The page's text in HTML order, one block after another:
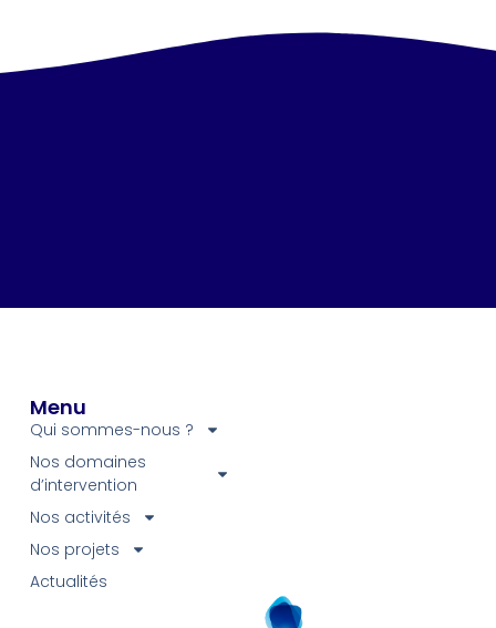
Menu
Qui sommes-nous ?
Nos domaines
d’intervention
Nos activités
Nos projets
Actualités